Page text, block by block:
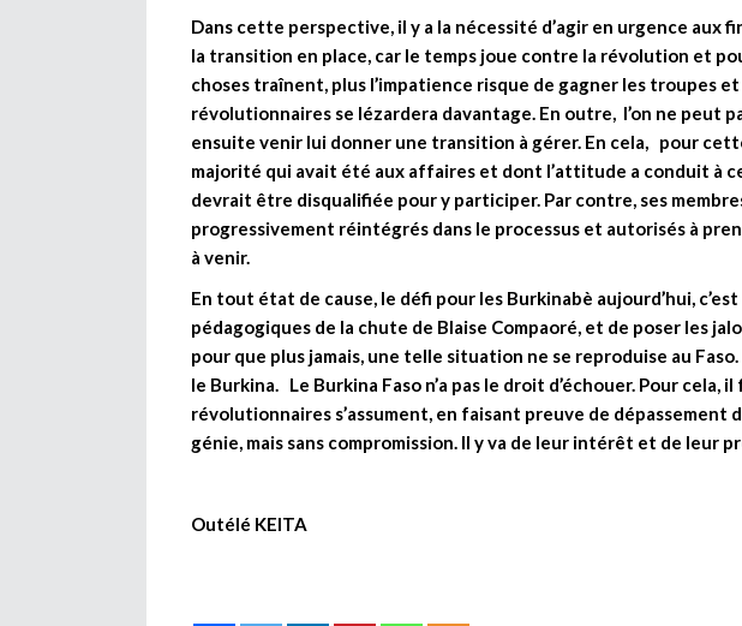
Dans cette perspective, il y a la nécessité d’agir en urgence aux
la transition en place, car le temps joue contre la révolution et
choses traînent, plus l’impatience risque de gagner les troupes
révolutionnaires se lézardera davantage. En outre, l’on ne peut
ensuite venir lui donner une transition à gérer. En cela, pour
majorité qui avait été aux affaires et dont l’attitude a conduit à
devrait être disqualifiée pour y participer. Par contre, ses
progressivement réintégrés dans le processus et autorisés à
à venir.
En tout état de cause, le défi pour les Burkinabè aujourd’hui,
pédagogiques de la chute de Blaise Compaoré, et de poser les
pour que plus jamais, une telle situation ne se reproduise au
le Burkina. Le Burkina Faso n’a pas le droit d’échouer. Pour cela,
révolutionnaires s’assument, en faisant preuve de dépassement
génie, mais sans compromission. Il y va de leur intérêt et de leur
Outélé KEITA